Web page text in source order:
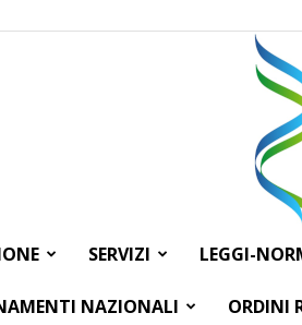
SERVIZI LEGGI-
NAZIONALI ORDINI